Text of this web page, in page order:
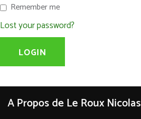
Remember me
Lost your password?
A Propos de Le Roux Nicolas